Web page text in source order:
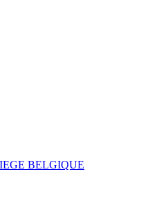
BELGIQUE